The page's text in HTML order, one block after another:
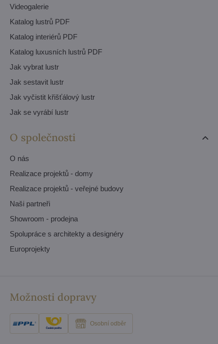
Videogalerie
Katalog lustrů PDF
Katalog interiérů PDF
Katalog luxusních lustrů PDF
Jak vybrat lustr
Jak sestavit lustr
Jak vyčistit křišťálový lustr
Jak se vyrábí lustr
O společnosti
O nás
Realizace projektů - domy
Realizace projektů - veřejné budovy
Naši partneři
Showroom - prodejna
Spolupráce s architekty a designéry
Europrojekty
Možnosti dopravy
Osobní odběr